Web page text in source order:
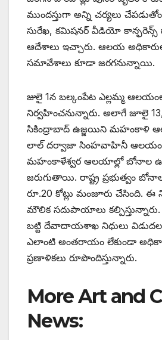
ముందస్తుగా అన్ని చర్యలు
సురేఖ, కమిషనర్ వీడియో కాన్ఫరెన్స్
ఆదేశాలు ఇచ్చారు. ఆలయ
సమావేశాలు కూడా జరగనున్నాయి.
జులై 1న బల్కంపేట ఎల్లమ్మ
నిర్వహించనున్నారు. అలాగే జూలై
సికింద్రాబాద్ ఉజ్జయిని మహంకాళి
లాల్ దర్వాజా సింహవాహినీ
మహంకాళేశ్వర ఆలయాల్లో బోనాల
జరుగుతాయి. రాష్ట్ర ప్రభుత్వం
రూ.20 కోట్లు మంజూరు చేసింది. ఈ
మౌలిక సదుపాయాలు
బట్టి దేవాదాయశాఖ నిధులు విడుదల
ఎలాంటి అంతరాయం లేకుండా
ప్రణాళికలు రూపొందిస్తున్నారు.
More Art and
News: